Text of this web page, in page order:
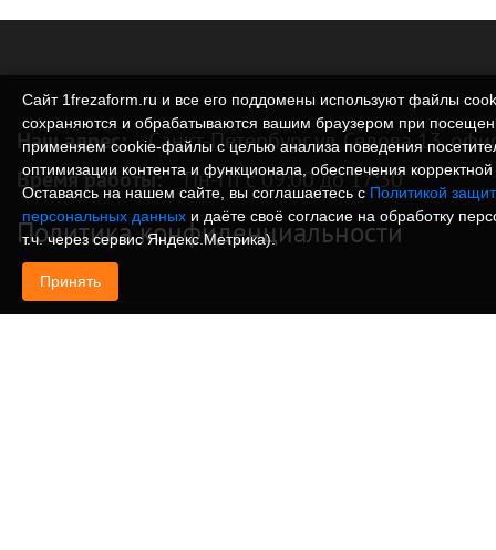
Наш адрес: Санкт-Петербург ул. Седова 13,
Время работы: Пн-Пт с 09:00 до 17:30
Политика конфиденциальности
Сайт 1frezaform.ru и все его поддомены используют файлы
сохраняются и обрабатываются вашим браузером при
применяем cookie‑файлы с целью анализа поведения
оптимизации контента и функционала, обеспечения
Оставаясь на нашем сайте, вы соглашаетесь с Политикой
персональных данных и даёте своё согласие на обработку
т.ч. через сервис Яндекс.Метрика).
Принять